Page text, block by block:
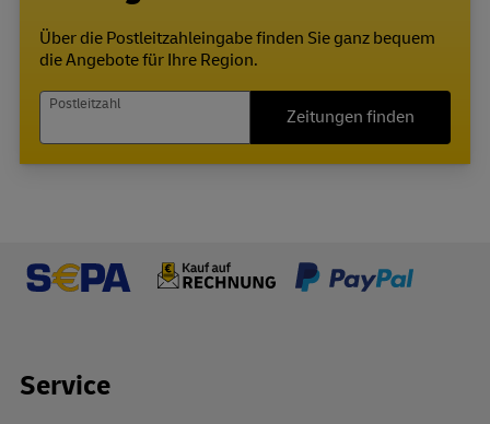
Über die Postleitzahleingabe finden Sie ganz bequem
die Angebote für Ihre Region.
Postleitzahl
Zeitungen finden
Footer Links
Service